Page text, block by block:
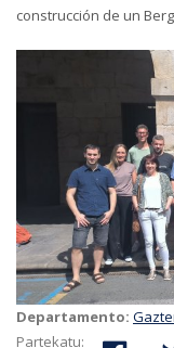
construcción de un
Departamento:
Partekatu: